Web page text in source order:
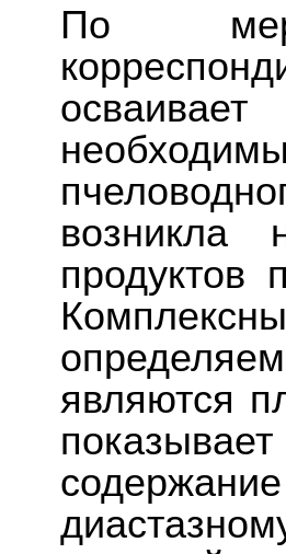
По
возникла
продуктов
являются